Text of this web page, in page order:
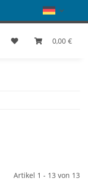
0,00 €
Marke
Artikel 1 - 13 von 13